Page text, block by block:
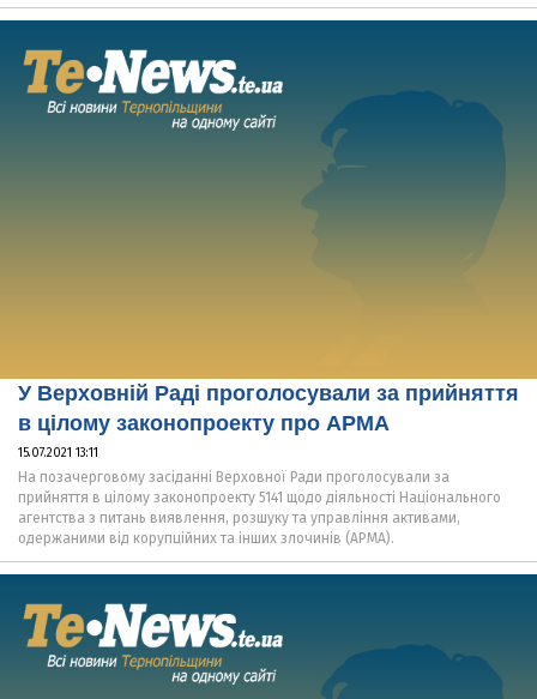
У Верховній Раді проголосували за прийняття
в цілому законопроекту про АРМА
15.07.2021 13:11
На позачерговому засіданні Верховної Ради проголосували за
прийняття в цілому законопроекту 5141 щодо діяльності Національного
агентства з питань виявлення, розшуку та управління активами,
одержаними від корупційних та інших злочинів (АРМА).